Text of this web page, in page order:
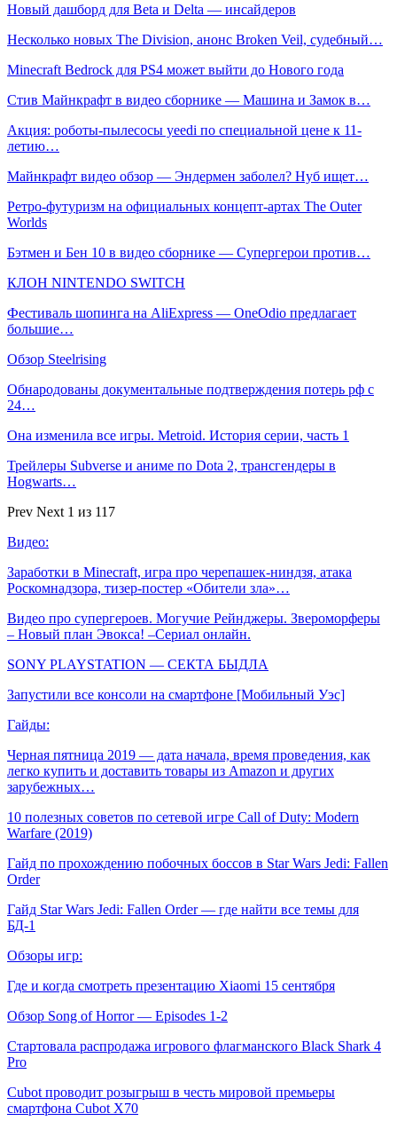
Новый дашборд для Beta и Delta — инсайдеров
Несколько новых The Division, анонс Broken Veil, судебный…
Minecraft Bedrock для PS4 может выйти до Нового года
Стив Майнкрафт в видео сборнике — Машина и Замок в…
Акция: роботы-пылесосы yeedi по специальной цене к 11-
летию…
Майнкрафт видео обзор — Эндермен заболел? Нуб ищет…
Ретро-футуризм на официальных концепт-артах The Outer
Worlds
Бэтмен и Бен 10 в видео сборнике — Супергерои против…
КЛОН NINTENDO SWITCH
Фестиваль шопинга на AliExpress — OneOdio предлагает
большие…
Обзор Steelrising
Обнародованы документальные подтверждения потерь рф с
24…
Она изменила все игры. Metroid. История серии, часть 1
Трейлеры Subverse и аниме по Dota 2, трансгендеры в
Hogwarts…
Prev Next 1 из 117
Видео:
Заработки в Minecraft, игра про черепашек-ниндзя, атака
Роскомнадзора, тизер-постер «Обители зла»…
Видео про супергероев. Могучие Рейнджеры. Звероморферы
– Новый план Эвокса! –Сериал онлайн.
SONY PLAYSTATION — СЕКТА БЫДЛА
Запустили все консоли на смартфоне [Мобильный Уэс]
Гайды:
Черная пятница 2019 — дата начала, время проведения, как
легко купить и доставить товары из Amazon и других
зарубежных…
10 полезных советов по сетевой игре Call of Duty: Modern
Warfare (2019)
Гайд по прохождению побочных боссов в Star Wars Jedi: Fallen
Order
Гайд Star Wars Jedi: Fallen Order — где найти все темы для
БД-1
Обзоры игр:
Где и когда смотреть презентацию Xiaomi 15 сентября
Обзор Song of Horror — Episodes 1-2
Стартовала распродажа игрового флагманского Black Shark 4
Pro
Cubot проводит розыгрыш в честь мировой премьеры
смартфона Cubot X70